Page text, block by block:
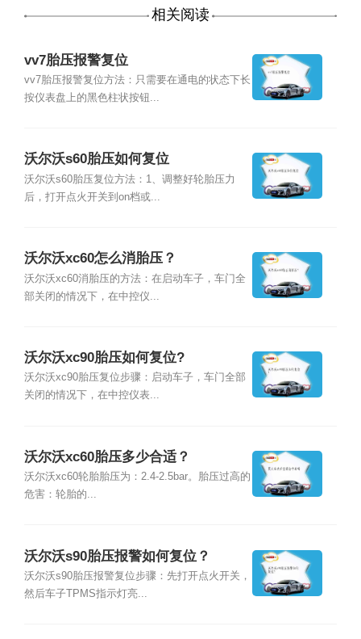
相关阅读
vv7胎压报警复位
vv7胎压报警复位方法：只需要在通电的状态下长
按仪表盘上的黑色柱状按钮...
沃尔沃s60胎压如何复位
沃尔沃s60胎压复位方法：1、调整好轮胎压力
后，打开点火开关到on档或...
沃尔沃xc60怎么消胎压？
沃尔沃xc60消胎压的方法：在启动车子，车门全
部关闭的情况下，在中控仪...
沃尔沃xc90胎压如何复位?
沃尔沃xc90胎压复位步骤：启动车子，车门全部
关闭的情况下，在中控仪表...
沃尔沃xc60胎压多少合适？
沃尔沃xc60轮胎胎压为：2.4-2.5bar。胎压过高的
危害：轮胎的...
沃尔沃s90胎压报警如何复位？
沃尔沃s90胎压报警复位步骤：先打开点火开关，
然后车子TPMS指示灯亮...